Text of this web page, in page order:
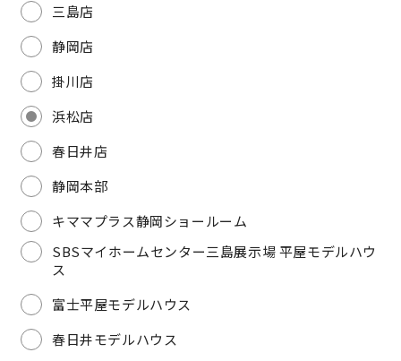
100年点検住宅
生涯続く安心のアフターフォロー
ラインナップ
最響の家
Groovin’
nattoku住宅25周年記念モデル
三島店
静岡店
掛川店
浜松店
春日井店
静岡本部
キママプラス静岡ショールーム
SBSマイホームセンター三島展示場 平屋モデルハウ
ス
富士平屋モデルハウス
春日井モデルハウス